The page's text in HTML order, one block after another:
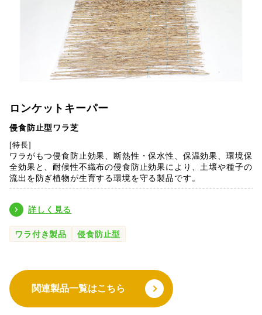
ロンケットキーパー
侵食防止型ワラ芝
[特長]
ワラがもつ侵食防止効果、断熱性・保水性、保温効果、環境保
全効果と、耐候性不織布の侵食防止効果により、土壌や種子の
流出を防ぎ植物が生育する環境を守る製品です。
詳しく見る
ワラ付き製品 侵食防止型